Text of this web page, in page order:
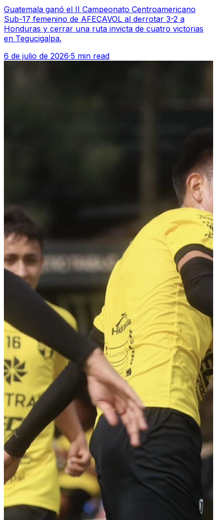
Guatemala ganó el II Campeonato Centroamericano
Sub-17 femenino de AFECAVOL al derrotar 3-2 a
Honduras y cerrar una ruta invicta de cuatro victorias
en Tegucigalpa.
6 de julio de 2026·5 min read